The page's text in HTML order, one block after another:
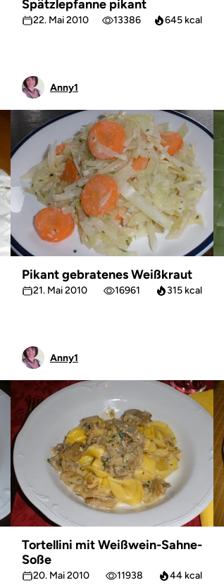
Spätzlepfanne pikant
22. Mai 2010 13386 645 kcal
Anny1
Pikant gebratenes Weißkraut
21. Mai 2010 16961 315 kcal
Anny1
Tortellini mit Weißwein-Sahne-
Soße
20. Mai 2010 11938 44 kcal